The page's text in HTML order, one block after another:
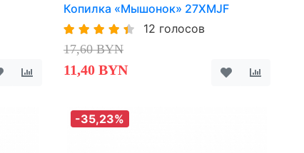
Копилка «Мышонок» 27XMJF
12 голосов
17,60 BYN
11,40 BYN
-35,23%